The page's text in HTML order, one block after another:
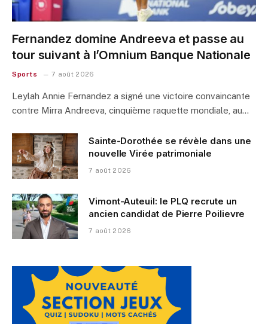
Fernandez domine Andreeva et passe au
tour suivant à l’Omnium Banque Nationale
Sports 7 août 2026
Leylah Annie Fernandez a signé une victoire convaincante
contre Mirra Andreeva, cinquième raquette mondiale, au…
Sainte-Dorothée se révèle dans une
nouvelle Virée patrimoniale
7 août 2026
Vimont-Auteuil: le PLQ recrute un
ancien candidat de Pierre Poilievre
7 août 2026